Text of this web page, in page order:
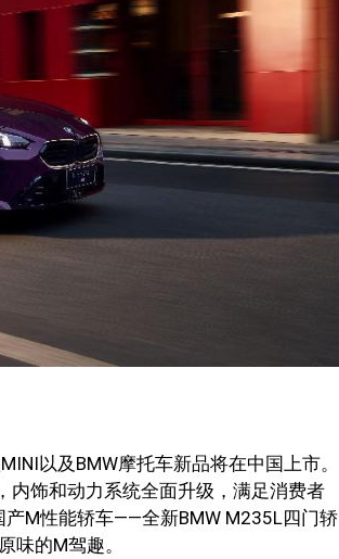
以及BMW摩托车新品将在中国上市。
内饰和动力系统全面升级，满足消费者
M性能轿车——全新BMW M235L四门轿
味的M驾趣。